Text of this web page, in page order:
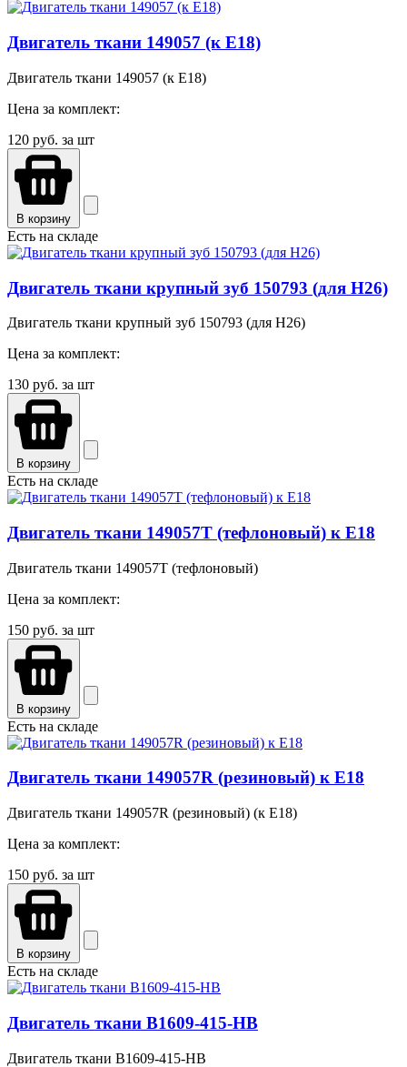
Двигатель ткани 149057 (к E18)
Двигатель ткани 149057 (к E18)
Цена за комплект:
120 руб. за шт
В корзину
Есть на складе
Двигатель ткани крупный зуб 150793 (для H26)
Двигатель ткани крупный зуб 150793 (для H26)
Цена за комплект:
130 руб. за шт
В корзину
Есть на складе
Двигатель ткани 149057T (тефлоновый) к Е18
Двигатель ткани 149057T (тефлоновый)
Цена за комплект:
150 руб. за шт
В корзину
Есть на складе
Двигатель ткани 149057R (резиновый) к E18
Двигатель ткани 149057R (резиновый) (к E18)
Цена за комплект:
150 руб. за шт
В корзину
Есть на складе
Двигатель ткани B1609-415-HB
Двигатель ткани B1609-415-HB